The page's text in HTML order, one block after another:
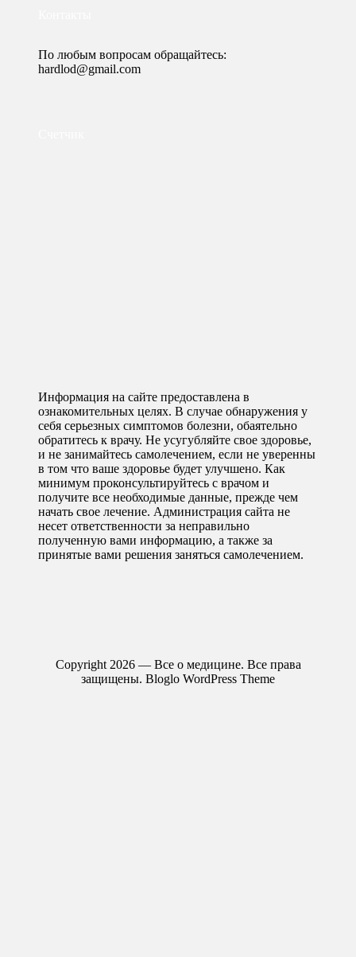
По любым вопросам обращайтесь:
hardlod@gmail.com
Информация на сайте предоставлена в
ознакомительных целях. В случае обнаружения у
себя серьезных симптомов болезни, обаятельно
обратитесь к врачу. Не усугубляйте свое здоровье,
и не занимайтесь самолечением, если не уверенны
в том что ваше здоровье будет улучшено. Как
минимум проконсультируйтесь с врачом и
получите все необходимые данные, прежде чем
начать свое лечение. Администрация сайта не
несет ответственности за неправильно
полученную вами информацию, а также за
принятые вами решения заняться самолечением.
Copyright 2026 — Все о медицине. Все права
защищены. Bloglo WordPress Theme